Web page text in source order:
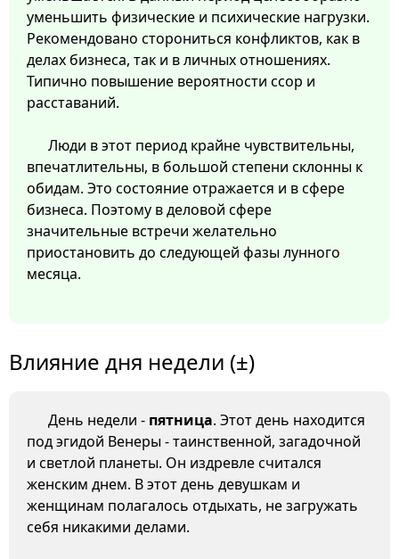
уменьшить физические и психические нагрузки.
Рекомендовано сторониться конфликтов, как в
делах бизнеса, так и в личных отношениях.
Типично повышение вероятности ссор и
расставаний.
Люди в этот период крайне чувствительны,
впечатлительны, в большой степени склонны к
обидам. Это состояние отражается и в сфере
бизнеса. Поэтому в деловой сфере
значительные встречи желательно
приостановить до следующей фазы лунного
месяца.
Влияние дня недели (±)
День недели - пятница. Этот день находится
под эгидой Венеры - таинственной, загадочной
и светлой планеты. Он издревле считался
женским днем. В этот день девушкам и
женщинам полагалось отдыхать, не загружать
себя никакими делами.